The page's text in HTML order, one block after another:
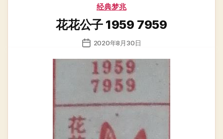
分
经典梦兆
花花公子 1959 7959
发
日
2020年8月30日